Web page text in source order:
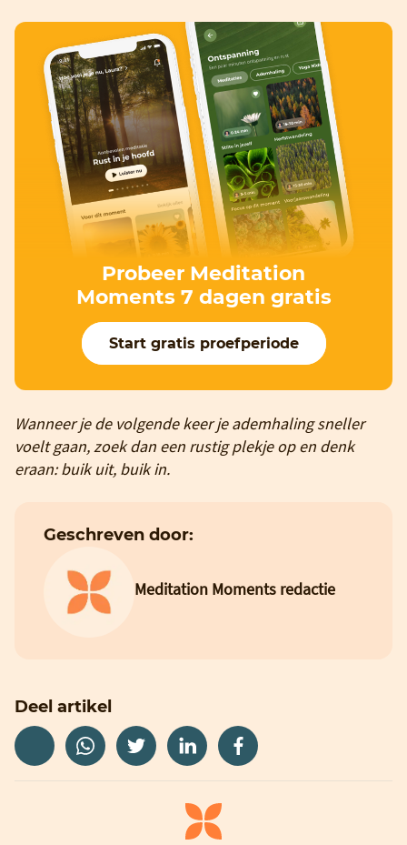
Probeer Meditation
Moments 7 dagen gratis
Start gratis proefperiode
Wanneer je de volgende keer je ademhaling sneller
voelt gaan, zoek dan een rustig plekje op en denk
eraan: buik uit, buik in.
Geschreven door:
Meditation Moments redactie
Deel artikel